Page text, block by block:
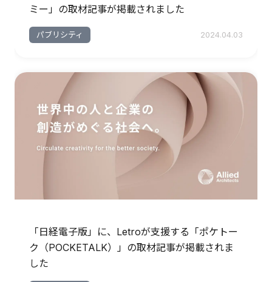
ミー」の取材記事が掲載されました
パブリシティ 2024.04.03
「日経電子版」に、Letroが支援する「ポケトー
ク（POCKETALK）」の取材記事が掲載されま
した